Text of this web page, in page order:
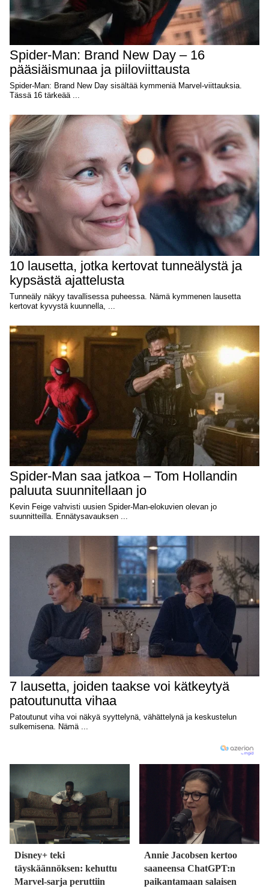
Disney+ teki
täyskäännöksen: kehuttu
Marvel-sarja peruttiin
Annie Jacobsen kertoo
saaneensa ChatGPT:n
paikantamaan salaisen